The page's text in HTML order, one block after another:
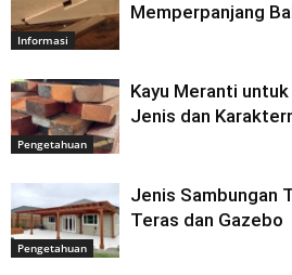
Informasi
Memperpanjang
Pengetahuan
Kayu Meranti
Jenis dan
Pengetahuan
Jenis Sambungan
Teras dan Gazebo